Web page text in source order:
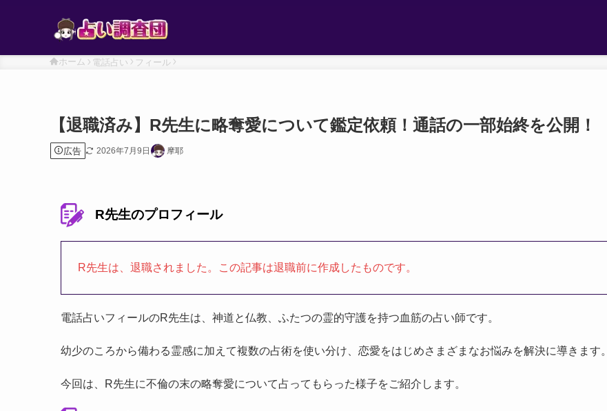
ホーム 電話占い フィール
【退職済み】R先生に略奪愛について鑑定依頼！通話の一部始終を公開！
広告 2026年7月9日 摩耶
R先生のプロフィール
R先生は、退職されました。この記事は退職前に作成したものです。
電話占いフィールのR先生は、神道と仏教、ふたつの霊的守護を持つ血筋の占い師です。
幼少のころから備わる霊感に加えて複数の占術を使い分け、恋愛をはじめさまざまなお悩みを解決に導きます。
今回は、R先生に不倫の末の略奪愛について占ってもらった様子をご紹介します。